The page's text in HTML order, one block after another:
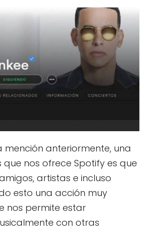
mención anteriormente, una
nos ofrece Spotify es que
artistas e incluso
esto una acción muy
nos permite estar
con otras